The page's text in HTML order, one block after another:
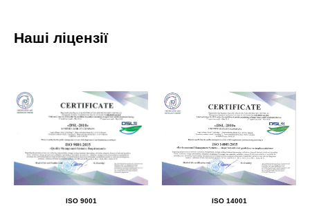
Наші ліцензії
ISO 9001 ISO 14001